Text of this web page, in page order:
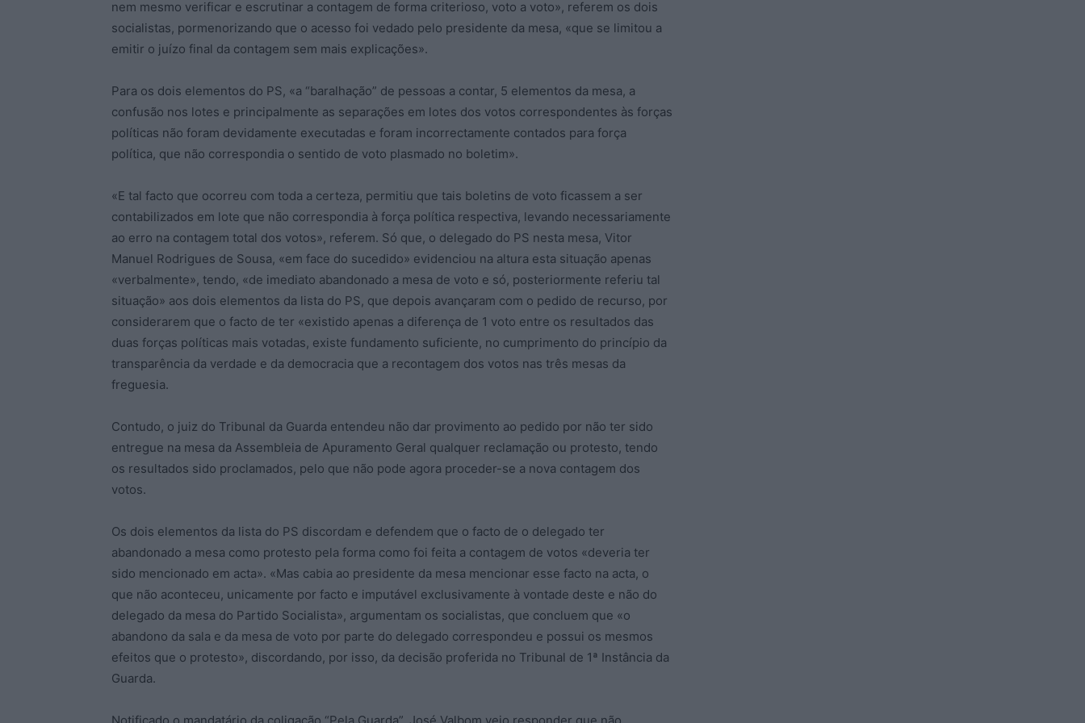
nem mesmo verificar e escrutinar a contagem de forma criterioso, voto a voto», referem os dois
socialistas, pormenorizando que o acesso foi vedado pelo presidente da mesa, «que se limitou a
emitir o juízo final da contagem sem mais explicações».
Para os dois elementos do PS, «a “baralhação” de pessoas a contar, 5 elementos da mesa, a
confusão nos lotes e principalmente as separações em lotes dos votos correspondentes às forças
políticas não foram devidamente executadas e foram incorrectamente contados para força
política, que não correspondia o sentido de voto plasmado no boletim».
«E tal facto que ocorreu com toda a certeza, permitiu que tais boletins de voto ficassem a ser
contabilizados em lote que não correspondia à força política respectiva, levando necessariamente
ao erro na contagem total dos votos», referem. Só que, o delegado do PS nesta mesa, Vitor
Manuel Rodrigues de Sousa, «em face do sucedido» evidenciou na altura esta situação apenas
«verbalmente», tendo, «de imediato abandonado a mesa de voto e só, posteriormente referiu tal
situação» aos dois elementos da lista do PS, que depois avançaram com o pedido de recurso, por
considerarem que o facto de ter «existido apenas a diferença de 1 voto entre os resultados das
duas forças políticas mais votadas, existe fundamento suficiente, no cumprimento do princípio da
transparência da verdade e da democracia que a recontagem dos votos nas três mesas da
freguesia.
Contudo, o juiz do Tribunal da Guarda entendeu não dar provimento ao pedido por não ter sido
entregue na mesa da Assembleia de Apuramento Geral qualquer reclamação ou protesto, tendo
os resultados sido proclamados, pelo que não pode agora proceder-se a nova contagem dos
votos.
Os dois elementos da lista do PS discordam e defendem que o facto de o delegado ter
abandonado a mesa como protesto pela forma como foi feita a contagem de votos «deveria ter
sido mencionado em acta». «Mas cabia ao presidente da mesa mencionar esse facto na acta, o
que não aconteceu, unicamente por facto e imputável exclusivamente à vontade deste e não do
delegado da mesa do Partido Socialista», argumentam os socialistas, que concluem que «o
abandono da sala e da mesa de voto por parte do delegado correspondeu e possui os mesmos
efeitos que o protesto», discordando, por isso, da decisão proferida no Tribunal de 1ª Instância da
Guarda.